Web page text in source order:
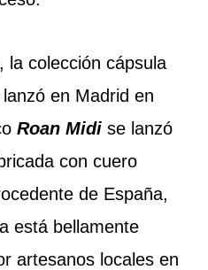
la colección cápsula
en Madrid en
Roan Midi se lanzó
con cuero
de España,
está bellamente
artesanos locales en